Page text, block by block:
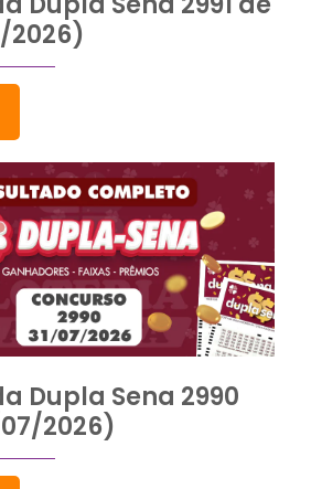
2026)
Dupla Sena 2990
2026)